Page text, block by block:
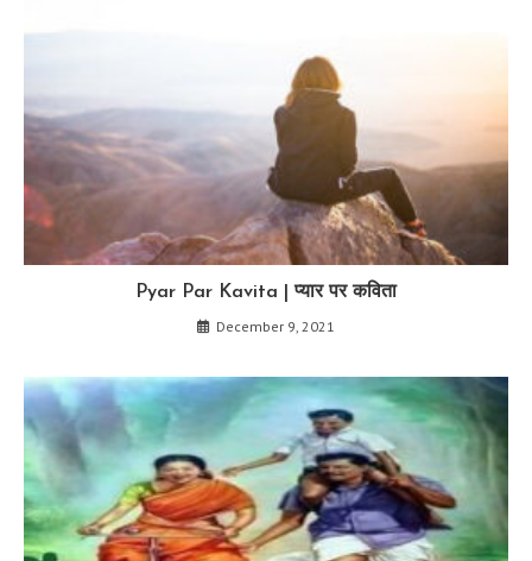
Pyar Par Kavita | प्यार पर कविता
December 9, 2021